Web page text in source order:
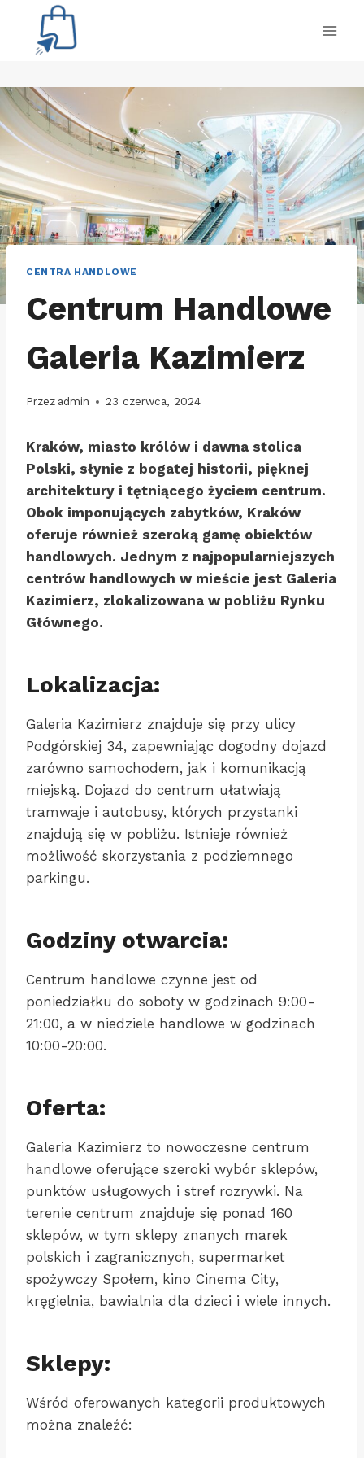
Przejdź
CENTRA HANDLOWE
Centrum Handlowe
Galeria Kazimierz
Przez admin 23 czerwca, 2024
Kraków, miasto królów i dawna stolica
Polski, słynie z bogatej historii, pięknej
architektury i tętniącego życiem centrum.
Obok imponujących zabytków, Kraków
oferuje również szeroką gamę obiektów
handlowych. Jednym z najpopularniejszych
centrów handlowych w mieście jest Galeria
Kazimierz, zlokalizowana w pobliżu Rynku
Głównego.
Lokalizacja:
Galeria Kazimierz znajduje się przy ulicy
Podgórskiej 34, zapewniając dogodny dojazd
zarówno samochodem, jak i komunikacją
miejską. Dojazd do centrum ułatwiają
tramwaje i autobusy, których przystanki
znajdują się w pobliżu. Istnieje również
możliwość skorzystania z podziemnego
parkingu.
Godziny otwarcia:
Centrum handlowe czynne jest od
poniedziałku do soboty w godzinach 9:00-
21:00, a w niedziele handlowe w godzinach
10:00-20:00.
Oferta:
Galeria Kazimierz to nowoczesne centrum
handlowe oferujące szeroki wybór sklepów,
punktów usługowych i stref rozrywki. Na
terenie centrum znajduje się ponad 160
sklepów, w tym sklepy znanych marek
polskich i zagranicznych, supermarket
spożywczy Społem, kino Cinema City,
kręgielnia, bawialnia dla dzieci i wiele innych.
Sklepy:
Wśród oferowanych kategorii produktowych
można znaleźć: